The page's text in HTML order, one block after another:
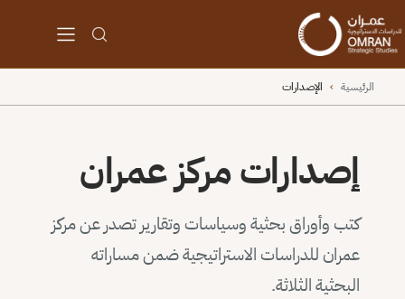
الرئيسية › الإصدارات
إصدارات مركز عمران
كتب وأوراق بحثية وسياسات وتقارير تصدر عن مركز
عمران للدراسات الاستراتيجية ضمن مساراته
البحثية الثلاثة.